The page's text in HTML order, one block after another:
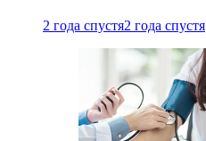
2 года спустя2 года спустя